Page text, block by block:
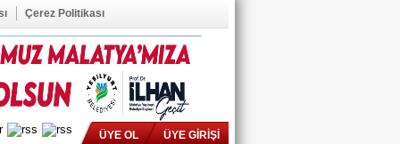
Çerez Politikası
ÜYE OL ÜYE GİRİŞİ